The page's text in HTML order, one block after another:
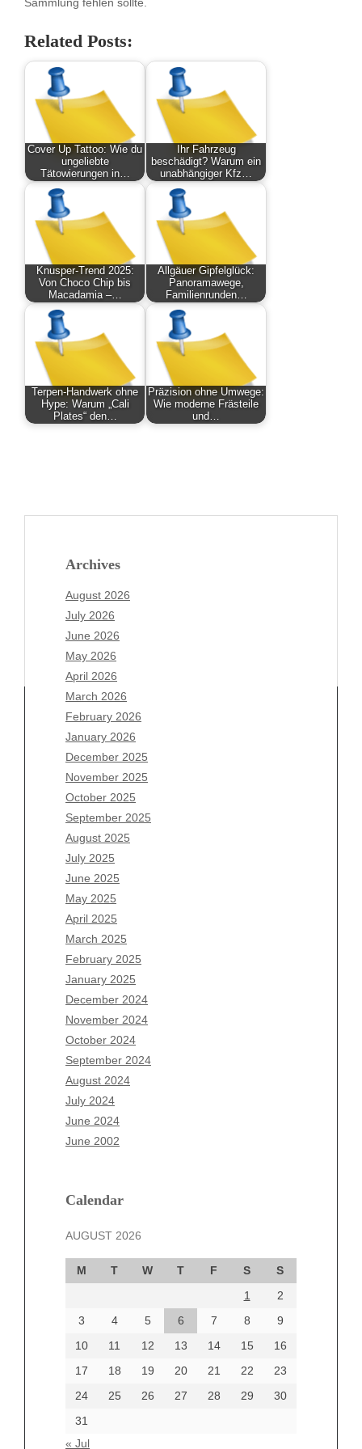
Related Posts:
Cover Up Tattoo: Wie du
ungeliebte
Tätowierungen in…
Ihr Fahrzeug
beschädigt? Warum ein
unabhängiger Kfz…
Knusper-Trend 2025:
Von Choco Chip bis
Macadamia –…
Allgäuer Gipfelglück:
Panoramawege,
Familienrunden…
Terpen-Handwerk ohne
Hype: Warum „Cali
Plates“ den…
Präzision ohne Umwege:
Wie moderne Frästeile
und…
Archives
August 2026
July 2026
June 2026
May 2026
April 2026
March 2026
February 2026
January 2026
December 2025
November 2025
October 2025
September 2025
August 2025
July 2025
June 2025
May 2025
April 2025
March 2025
February 2025
January 2025
December 2024
November 2024
October 2024
September 2024
August 2024
July 2024
June 2024
June 2002
Calendar
AUGUST 2026
M T W T F S
S
1
2
3
4 5 6 7 8
9
10
11 12 13 14 15
16
17
18 19 20 21 22
23
24
25 26 27 28 29
30
31
« Jul
Archives
August 2026
July 2026
June 2026
May 2026
April 2026
March 2026
February 2026
January 2026
December 2025
November 2025
October 2025
September 2025
August 2025
July 2025
June 2025
May 2025
April 2025
March 2025
December 2024
October 2024
September 2024
August 2024
June 2024
Categories